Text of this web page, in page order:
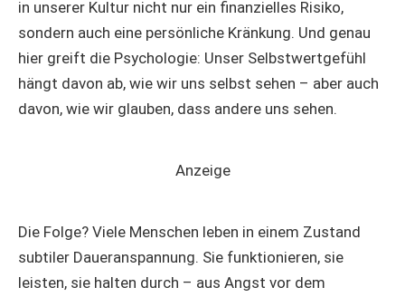
in unserer Kultur nicht nur ein finanzielles Risiko,
sondern auch eine persönliche Kränkung. Und genau
hier greift die Psychologie: Unser Selbstwertgefühl
hängt davon ab, wie wir uns selbst sehen – aber auch
davon, wie wir glauben, dass andere uns sehen.
Anzeige
Die Folge? Viele Menschen leben in einem Zustand
subtiler Daueranspannung. Sie funktionieren, sie
leisten, sie halten durch – aus Angst vor dem